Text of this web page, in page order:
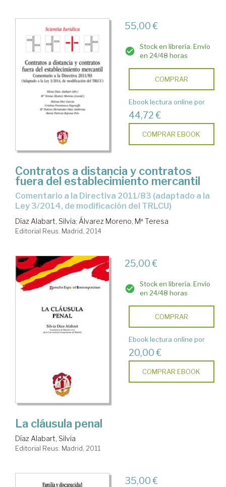
55,00 €
Stock en librería. Envío
en 24/48 horas
COMPRAR
Ebook lectura online por
44,72 €
COMPRAR EBOOK
Contratos a distancia y contratos
fuera del establecimiento mercantil
comentario a la Directiva 2011/83 (adaptado a la
Ley 3/2014, de modificación del TRLCU)
Díaz Alabart, Silvia; Álvarez Moreno, Mª Teresa
Editorial Reus. Madrid, 2014
25,00 €
Stock en librería. Envío
en 24/48 horas
COMPRAR
Ebook lectura online por
20,00 €
COMPRAR EBOOK
La cláusula penal
Díaz Alabart, Silvia
Editorial Reus. Madrid, 2011
35,00 €